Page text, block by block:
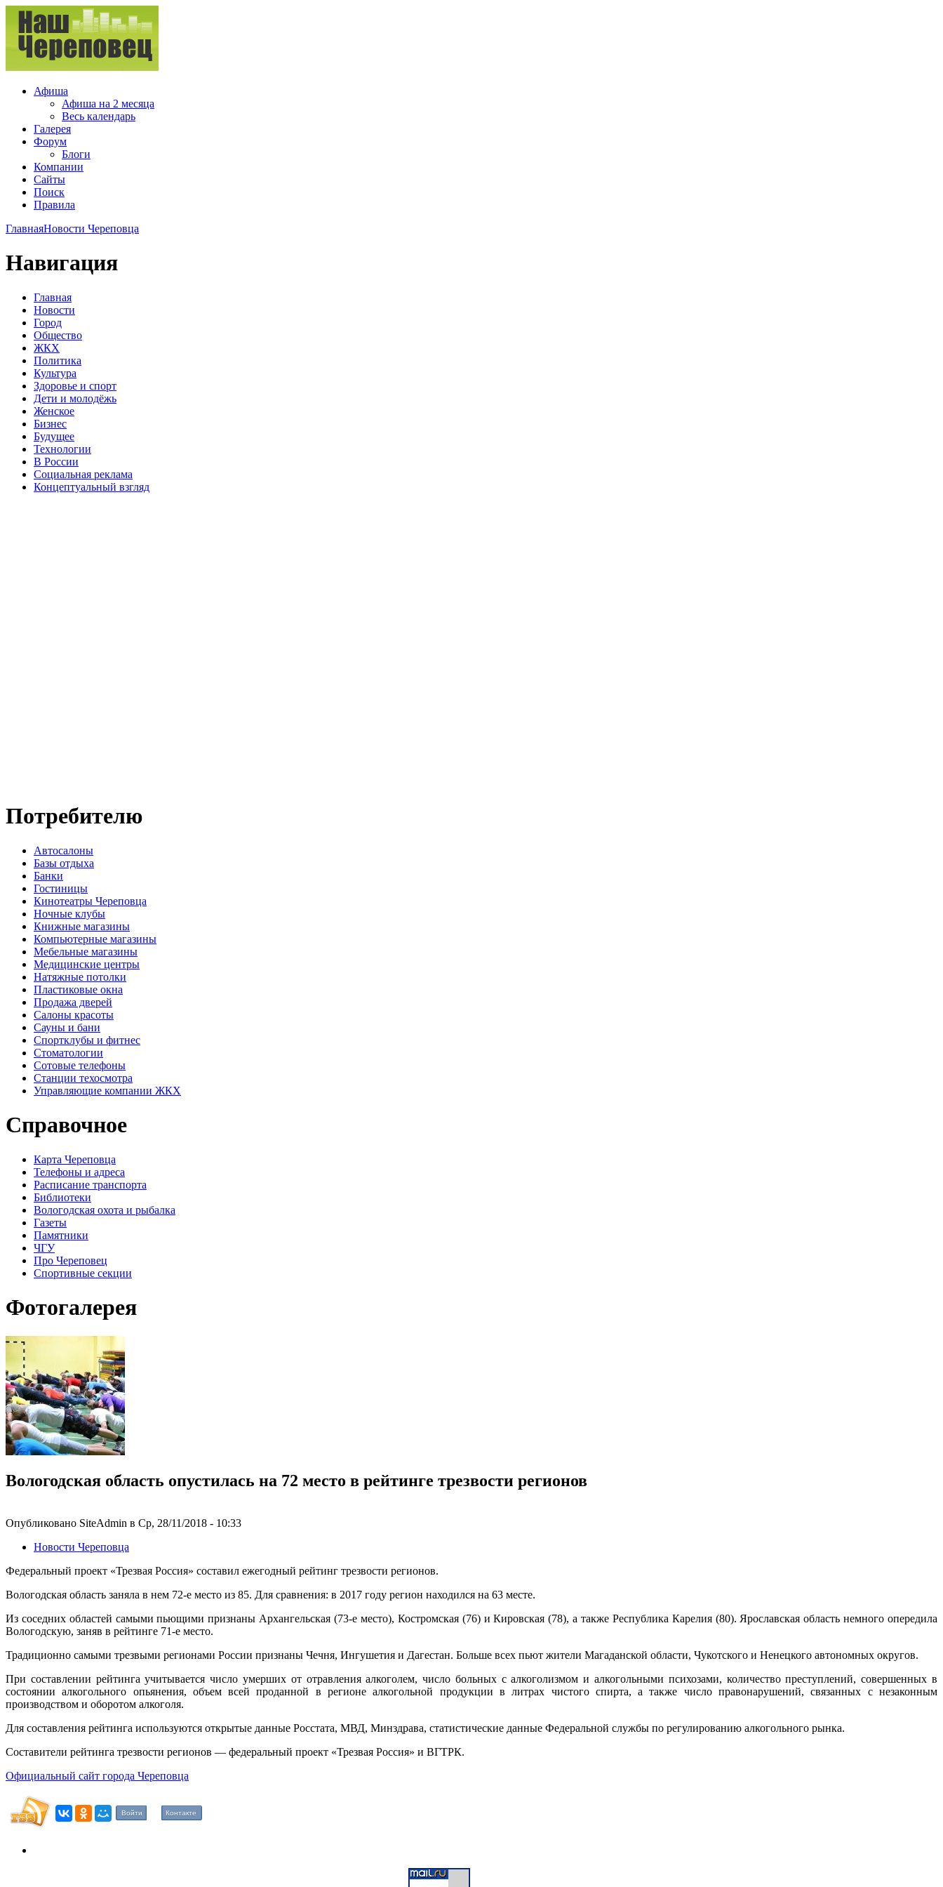
Афиша
Афиша на 2 месяца
Весь календарь
Галерея
Форум
Блоги
Компании
Сайты
Поиск
Правила
ГлавнаяНовости Череповца
Навигация
Главная
Новости
Город
Общество
ЖКХ
Политика
Культура
Здоровье и спорт
Дети и молодёжь
Женское
Бизнес
Будущее
Технологии
В России
Социальная реклама
Концептуальный взгляд
Потребителю
Автосалоны
Базы отдыха
Банки
Гостиницы
Кинотеатры Череповца
Ночные клубы
Книжные магазины
Компьютерные магазины
Мебельные магазины
Медицинские центры
Натяжные потолки
Пластиковые окна
Продажа дверей
Салоны красоты
Сауны и бани
Спортклубы и фитнес
Стоматологии
Сотовые телефоны
Станции техосмотра
Управляющие компании ЖКХ
Справочное
Карта Череповца
Телефоны и адреса
Расписание транспорта
Библиотеки
Вологодская охота и рыбалка
Газеты
Памятники
ЧГУ
Про Череповец
Спортивные секции
Фотогалерея
Вологодская область опустилась на 72 место в рейтинге трезвости регионов
Опубликовано SiteAdmin в Ср, 28/11/2018 - 10:33
Новости Череповца
Федеральный проект «Трезвая Россия» составил ежегодный рейтинг трезвости регионов.
Вологодская область заняла в нем 72-е место из 85. Для сравнения: в 2017 году регион находился на 63 месте.
Из соседних областей самыми пьющими признаны Архангельская (73-е место), Костромская (76) и Кировская (78), а также Республика Карелия (80). Ярославская область немного опередила
Вологодскую, заняв в рейтинге 71-е место.
Традиционно самыми трезвыми регионами России признаны Чечня, Ингушетия и Дагестан. Больше всех пьют жители Магаданской области, Чукотского и Ненецкого автономных округов.
При составлении рейтинга учитывается число умерших от отравления алкоголем, число больных с алкоголизмом и алкогольными психозами, количество преступлений, совершенных в
состоянии алкогольного опьянения, объем всей проданной в регионе алкогольной продукции в литрах чистого спирта, а также число правонарушений, связанных с незаконным
производством и оборотом алкоголя.
Для составления рейтинга используются открытые данные Росстата, МВД, Минздрава, статистические данные Федеральной службы по регулированию алкогольного рынка.
Составители рейтинга трезвости регионов — федеральный проект «Трезвая Россия» и ВГТРК.
Официальный сайт города Череповца
Войти Контакте